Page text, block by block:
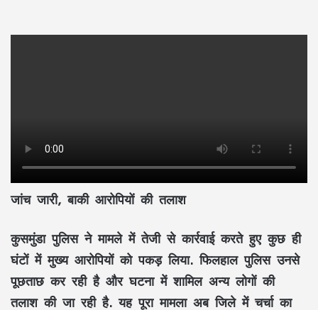
जांच जारी, बाकी आरोपियों की तलाश
कुसमुंडा पुलिस ने मामले में तेजी से कार्रवाई करते हुए कुछ ही
घंटों में मुख्य आरोपियों को पकड़ लिया. फिलहाल पुलिस उनसे
पूछताछ कर रही है और घटना में शामिल अन्य लोगों की
तलाश की जा रही है. यह पूरा मामला अब जिले में चर्चा का